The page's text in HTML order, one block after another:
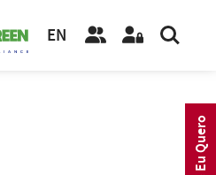
EN
Eu Quero